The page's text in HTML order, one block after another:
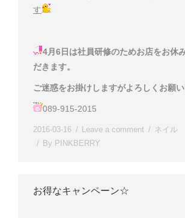
す
4月6日は社員研修のためお店をお休
だきます。
ご迷惑をお掛けしますがよろしくお願
089-915-2015
2016-03-16 Leave a comment
ネイル
By PINKBERRY
お得なキャンペーン☆